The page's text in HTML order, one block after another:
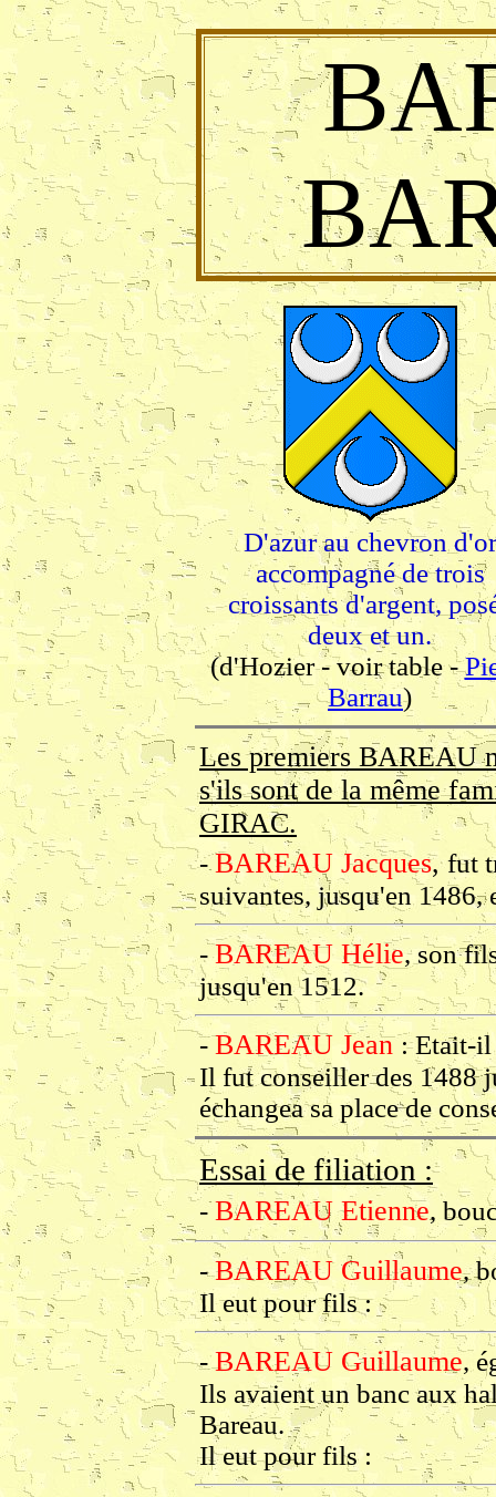
D'azur au chevron d'or
accompagné de trois
croissants d'argent,
deux et un.
(d'Hozier - voir table -
Barrau)
Les premiers BAREAU
s'ils sont de la même
GIRAC.
-BAREAU Jacques,fut
suivantes, jusqu'en 1486,
-BAREAU Hélie, son
jusqu'en 1512.
-BAREAU Jean: Etait-il
Il fut conseiller des 1488
échangea sa place de
Essai de filiation :
-BAREAU Etienne,
-BAREAU Guillaume,
Il eut pour fils :
-BAREAU Guillaume,
Ils avaient un banc aux
Bareau.
Il eut pour fils :